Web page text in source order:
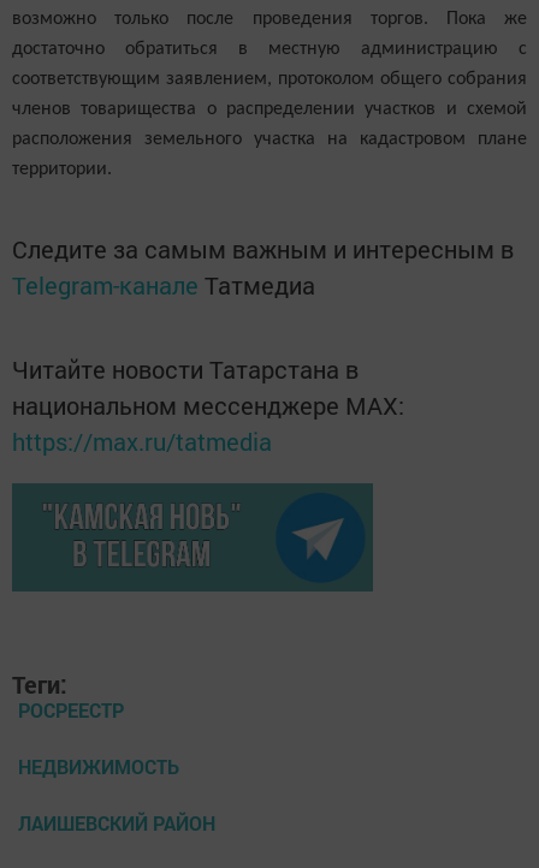
возможно только после проведения торгов. Пока же
достаточно обратиться в местную администрацию с
соответствующим заявлением, протоколом общего собрания
членов товарищества о распределении участков и схемой
расположения земельного участка на кадастровом плане
территории.
Следите за самым важным и интересным в
Telegram-канале Татмедиа
Читайте новости Татарстана в
национальном мессенджере MАХ:
https://max.ru/tatmedia
Теги:
РОСРЕЕСТР
НЕДВИЖИМОСТЬ
ЛАИШЕВСКИЙ РАЙОН